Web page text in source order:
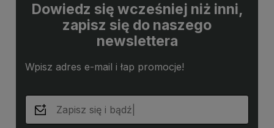
Dowiedz się wcześniej niż inni,
zapisz się do naszego
newslettera
Wpisz adres e-mail i łap promocje!